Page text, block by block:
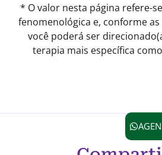
* O valor nesta página refere-
fenomenológica e, conforme as
você poderá ser
terapia mais específica